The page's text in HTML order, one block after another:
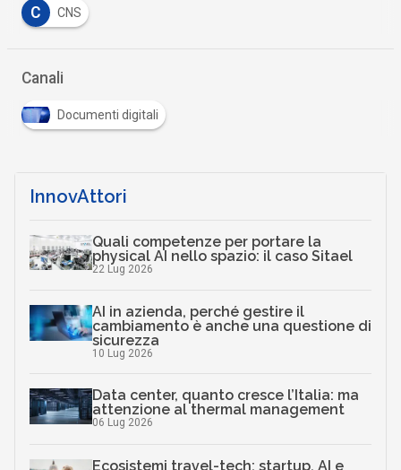
C CNS
Canali
Documenti digitali
InnovAttori
Quali competenze per portare la
physical AI nello spazio: il caso Sitael
22 Lug 2026
AI in azienda, perché gestire il
cambiamento è anche una questione di
sicurezza
10 Lug 2026
Data center, quanto cresce l’Italia: ma
attenzione al thermal management
06 Lug 2026
Ecosistemi travel-tech: startup, AI e